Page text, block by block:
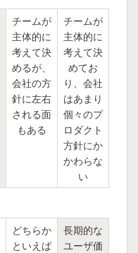
チームが
主体的に
考えて決
めるが、
会社の方
針に左右
される面
もある
チームが
主体的に
考えて決
めてお
り、会社
はあまり
個々のプ
ロダクト
方針にか
かわらな
い
どちらか
といえば
長期的な
ユーザ価